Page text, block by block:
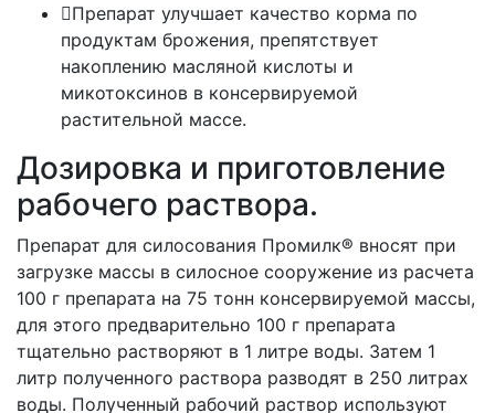
Препарат улучшает качество корма по
продуктам брожения, препятствует
накоплению масляной кислоты и
микотоксинов в консервируемой
растительной массе.
Дозировка и приготовление
рабочего раствора.
Препарат для силосования Промилк® вносят при
загрузке массы в силосное сооружение из расчета
100 г препарата на 75 тонн консервируемой массы,
для этого предварительно 100 г препарата
тщательно растворяют в 1 литре воды. Затем 1
литр полученного раствора разводят в 250 литрах
воды. Полученный рабочий раствор используют